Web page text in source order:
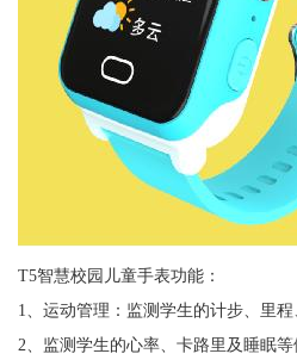
T5智慧校园儿童手表功能：
1、运动管理：监测学生的计步、里程
2、监测学生的心率、卡路里及睡眠等